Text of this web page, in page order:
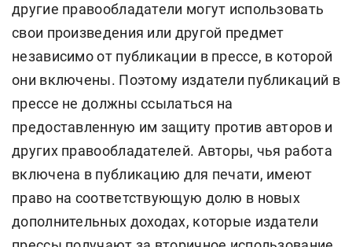
другие правообладатели могут использовать
свои произведения или другой предмет
независимо от публикации в прессе, в которой
они включены. Поэтому издатели публикаций в
прессе не должны ссылаться на
предоставленную им защиту против авторов и
других правообладателей. Авторы, чья работа
включена в публикацию для печати, имеют
право на соответствующую долю в новых
дополнительных доходах, которые издатели